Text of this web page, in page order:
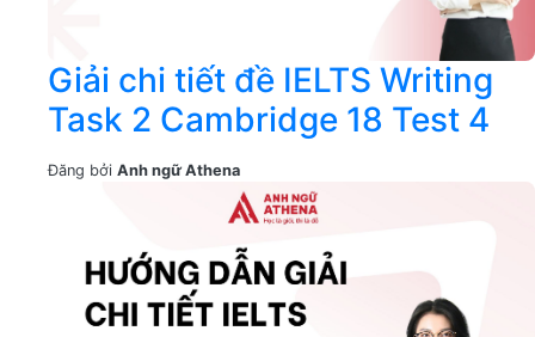
Giải chi tiết đề IELTS Writing
Task 2 Cambridge 18 Test 4
Đăng bởi Anh ngữ Athena